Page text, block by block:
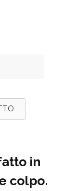
in
colpo.